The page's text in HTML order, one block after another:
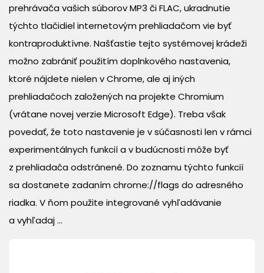
prehrávača vašich súborov MP3 či FLAC, ukradnutie
týchto tlačidiel internetovým prehliadačom vie byť
kontraproduktívne. Našťastie tejto systémovej krádeži
možno zabrániť použitím doplnkového nastavenia,
ktoré nájdete nielen v Chrome, ale aj iných
prehliadačoch založených na projekte Chromium
(vrátane novej verzie Microsoft Edge). Treba však
povedať, že toto nastavenie je v súčasnosti len v rámci
experimentálnych funkcií a v budúcnosti môže byť
z prehliadača odstránené. Do zoznamu týchto funkcií
sa dostanete zadaním chrome://flags do adresného
riadka. V ňom použite integrované vyhľadávanie
a vyhľadaj ...